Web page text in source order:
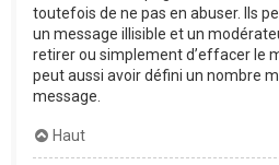
toutefois de ne pas en abuser. Ils
un message illisible et un
retirer ou simplement d’effacer le
peut aussi avoir défini un nombre
message.
Haut